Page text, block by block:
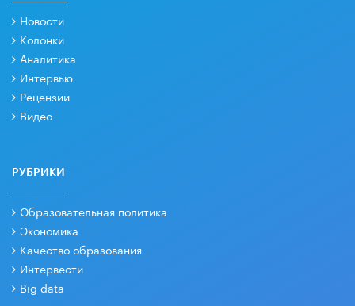
Новости
Колонки
Аналитика
Интервью
Рецензии
Видео
РУБРИКИ
Образовательная политика
Экономика
Качество образования
Интервести
Big data